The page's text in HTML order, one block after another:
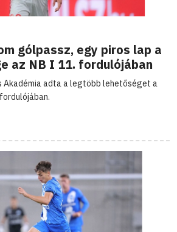
gólpassz, egy piros lap a
az NB I 11. fordulójában
Akadémia adta a legtöbb lehetőséget a